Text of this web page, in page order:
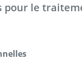
pour le